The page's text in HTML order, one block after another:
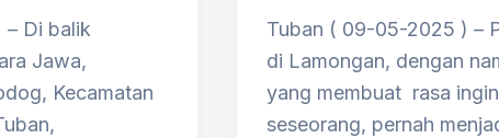
Di balik
Jawa,
Kecamatan
Tuban ( 09-05-2025 ) –
di Lamongan, dengan
yang membuat rasa
seseorang, pernah